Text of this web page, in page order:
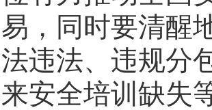
易，同时要清醒
法违法、违规分
来安全培训缺失